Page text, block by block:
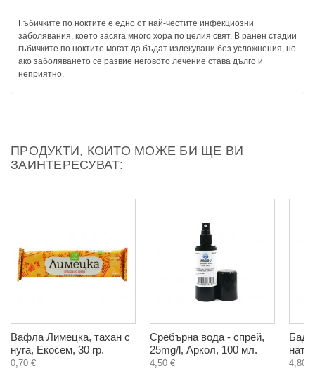
Гъбичките по ноктите е едно от най-честите инфекциозни
заболявания, което засяга много хора по целия свят. В ранен стадии
гъбичките по ноктите могат да бъдат излекувани без усложнения, но
ако заболяването се развие неговото лечение става дълго и
неприятно.
ПРОДУКТИ, КОИТО МОЖЕ БИ ЩЕ ВИ
ЗАИНТЕРЕСУВАТ:
Вафла Лимецка, тахан с
нуга, Екосем, 30 гр.
0,70 €
Сребърна вода - спрей,
25mg/l, Аркол, 100 мл.
4,50 € 4,80 €